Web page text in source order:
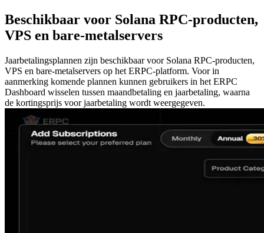
Beschikbaar voor Solana RPC-producten,
VPS en bare-metalservers
Jaarbetalingsplannen zijn beschikbaar voor Solana RPC-producten,
VPS en bare-metalservers op het ERPC-platform. Voor in
aanmerking komende plannen kunnen gebruikers in het ERPC
Dashboard wisselen tussen maandbetaling en jaarbetaling, waarna
de kortingsprijs voor jaarbetaling wordt weergegeven.